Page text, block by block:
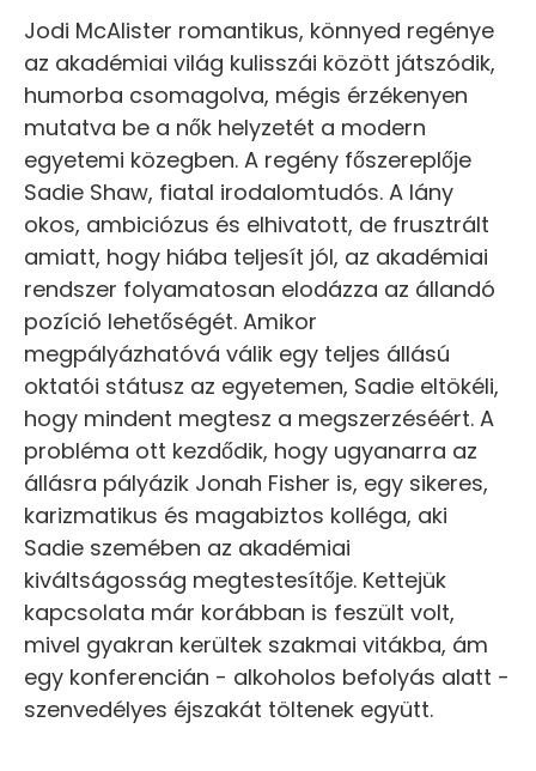
Jodi McAlister romantikus, könnyed regénye
az akadémiai világ kulisszái között játszódik,
humorba csomagolva, mégis érzékenyen
mutatva be a nők helyzetét a modern
egyetemi közegben. A regény főszereplője
Sadie Shaw, fiatal irodalomtudós. A lány
okos, ambiciózus és elhivatott, de frusztrált
amiatt, hogy hiába teljesít jól, az akadémiai
rendszer folyamatosan elodázza az állandó
pozíció lehetőségét. Amikor
megpályázhatóvá válik egy teljes állású
oktatói státusz az egyetemen, Sadie eltökéli,
hogy mindent megtesz a megszerzéséért. A
probléma ott kezdődik, hogy ugyanarra az
állásra pályázik Jonah Fisher is, egy sikeres,
karizmatikus és magabiztos kolléga, aki
Sadie szemében az akadémiai
kiváltságosság megtestesítője. Kettejük
kapcsolata már korábban is feszült volt,
mivel gyakran kerültek szakmai vitákba, ám
egy konferencián - alkoholos befolyás alatt -
szenvedélyes éjszakát töltenek együtt.